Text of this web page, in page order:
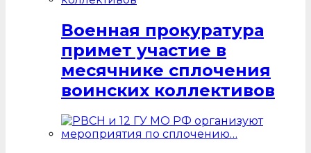
Военная прокуратура
примет участие в
месячнике сплочения
воинских коллективов